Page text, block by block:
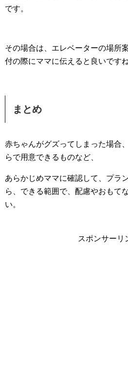
です。
その場合は、エレベーターの場所
付の際にママに伝えると良いですね
まとめ
赤ちゃんがグズってしまった場合
らで用意できるものなど、
あらかじめママに確認して、プラ
ら、できる範囲で、配慮やおもて
い。
スポンサーリ